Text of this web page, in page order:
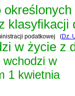
klasyfikacji
podatkowej (Dz.
w życie z
w
1 kwietnia